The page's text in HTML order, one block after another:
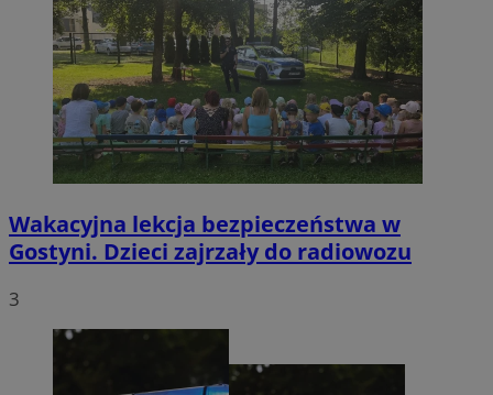
Wakacyjna lekcja bezpieczeństwa w
Gostyni. Dzieci zajrzały do radiowozu
3